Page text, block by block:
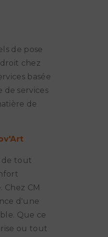
de pose
chez
basée
de services
de
de tout
Chez CM
d'une
Que ce
ou tout